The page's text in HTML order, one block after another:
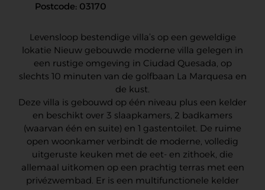
Postcode: 03170
Levensloop bestendige villa’s op een geweldige
lokatie Nieuw gebouwde moderne villa gelegen in
een rustige omgeving in Ciudad Quesada, op
slechts 10 minuten van de golfbaan La Marquesa en
de kust.
Deze villa is gebouwd op één niveau plus een kelder
en beschikt over 3 slaapkamers, 2 badkamers
(waarvan één en suite) en 1 gastentoilet. De ruime
open woonkamer verbindt de moderne, volledig
uitgeruste keuken met de eet- en zithoek, die
allemaal uitkomen op een prachtig terras met een
privézwembad. Er is een multifunctionele kelder